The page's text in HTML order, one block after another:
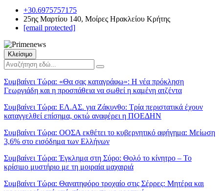
+30.6975757175
25ης Μαρτίου 140, Μοίρες Ηρακλείου Κρήτης
[email protected]
Κλείσιμο
Συμβαίνει Τώρα: «Θα σας καταγράφω»: Η νέα πρόκληση
Γεωργιάδη και η προσπάθεια να σωθεί η καμένη ατζέντα
Συμβαίνει Τώρα: ΕΛ.ΑΣ. για Ζάκυνθο: Τρία περιστατικά έχουν
καταγγελθεί επίσημα, οκτώ αναφέρει η ΠΟΕΔΗΝ
Συμβαίνει Τώρα: ΟΟΣΑ εκθέτει το κυβερνητικό αφήγημα: Μείωση
3,6% στο εισόδημα των Ελλήνων
Συμβαίνει Τώρα: Έγκλημα στη Σύρο: Θολό το κίνητρο – Το
κρίσιμο μυστήριο με τη μοιραία μαχαιριά
Συμβαίνει Τώρα: Θανατηφόρο τροχαίο στις Σέρρες: Μητέρα και